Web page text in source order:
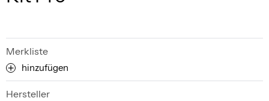
Merkliste
hinzufügen
Hersteller